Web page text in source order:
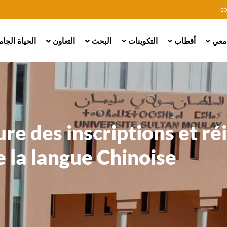
to
main
أقطاب التكوينات البحث التعاون الحياة
des inscriptions et
la langue Chinoise